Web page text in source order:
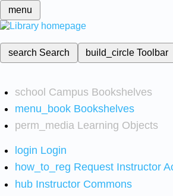
menu
search Search build_circleToolbar
school Campus Bookshelves
menu_book Bookshelves
perm_media Learning Objects
login Login
how_to_reg Request Instructor
hub Instructor Commons